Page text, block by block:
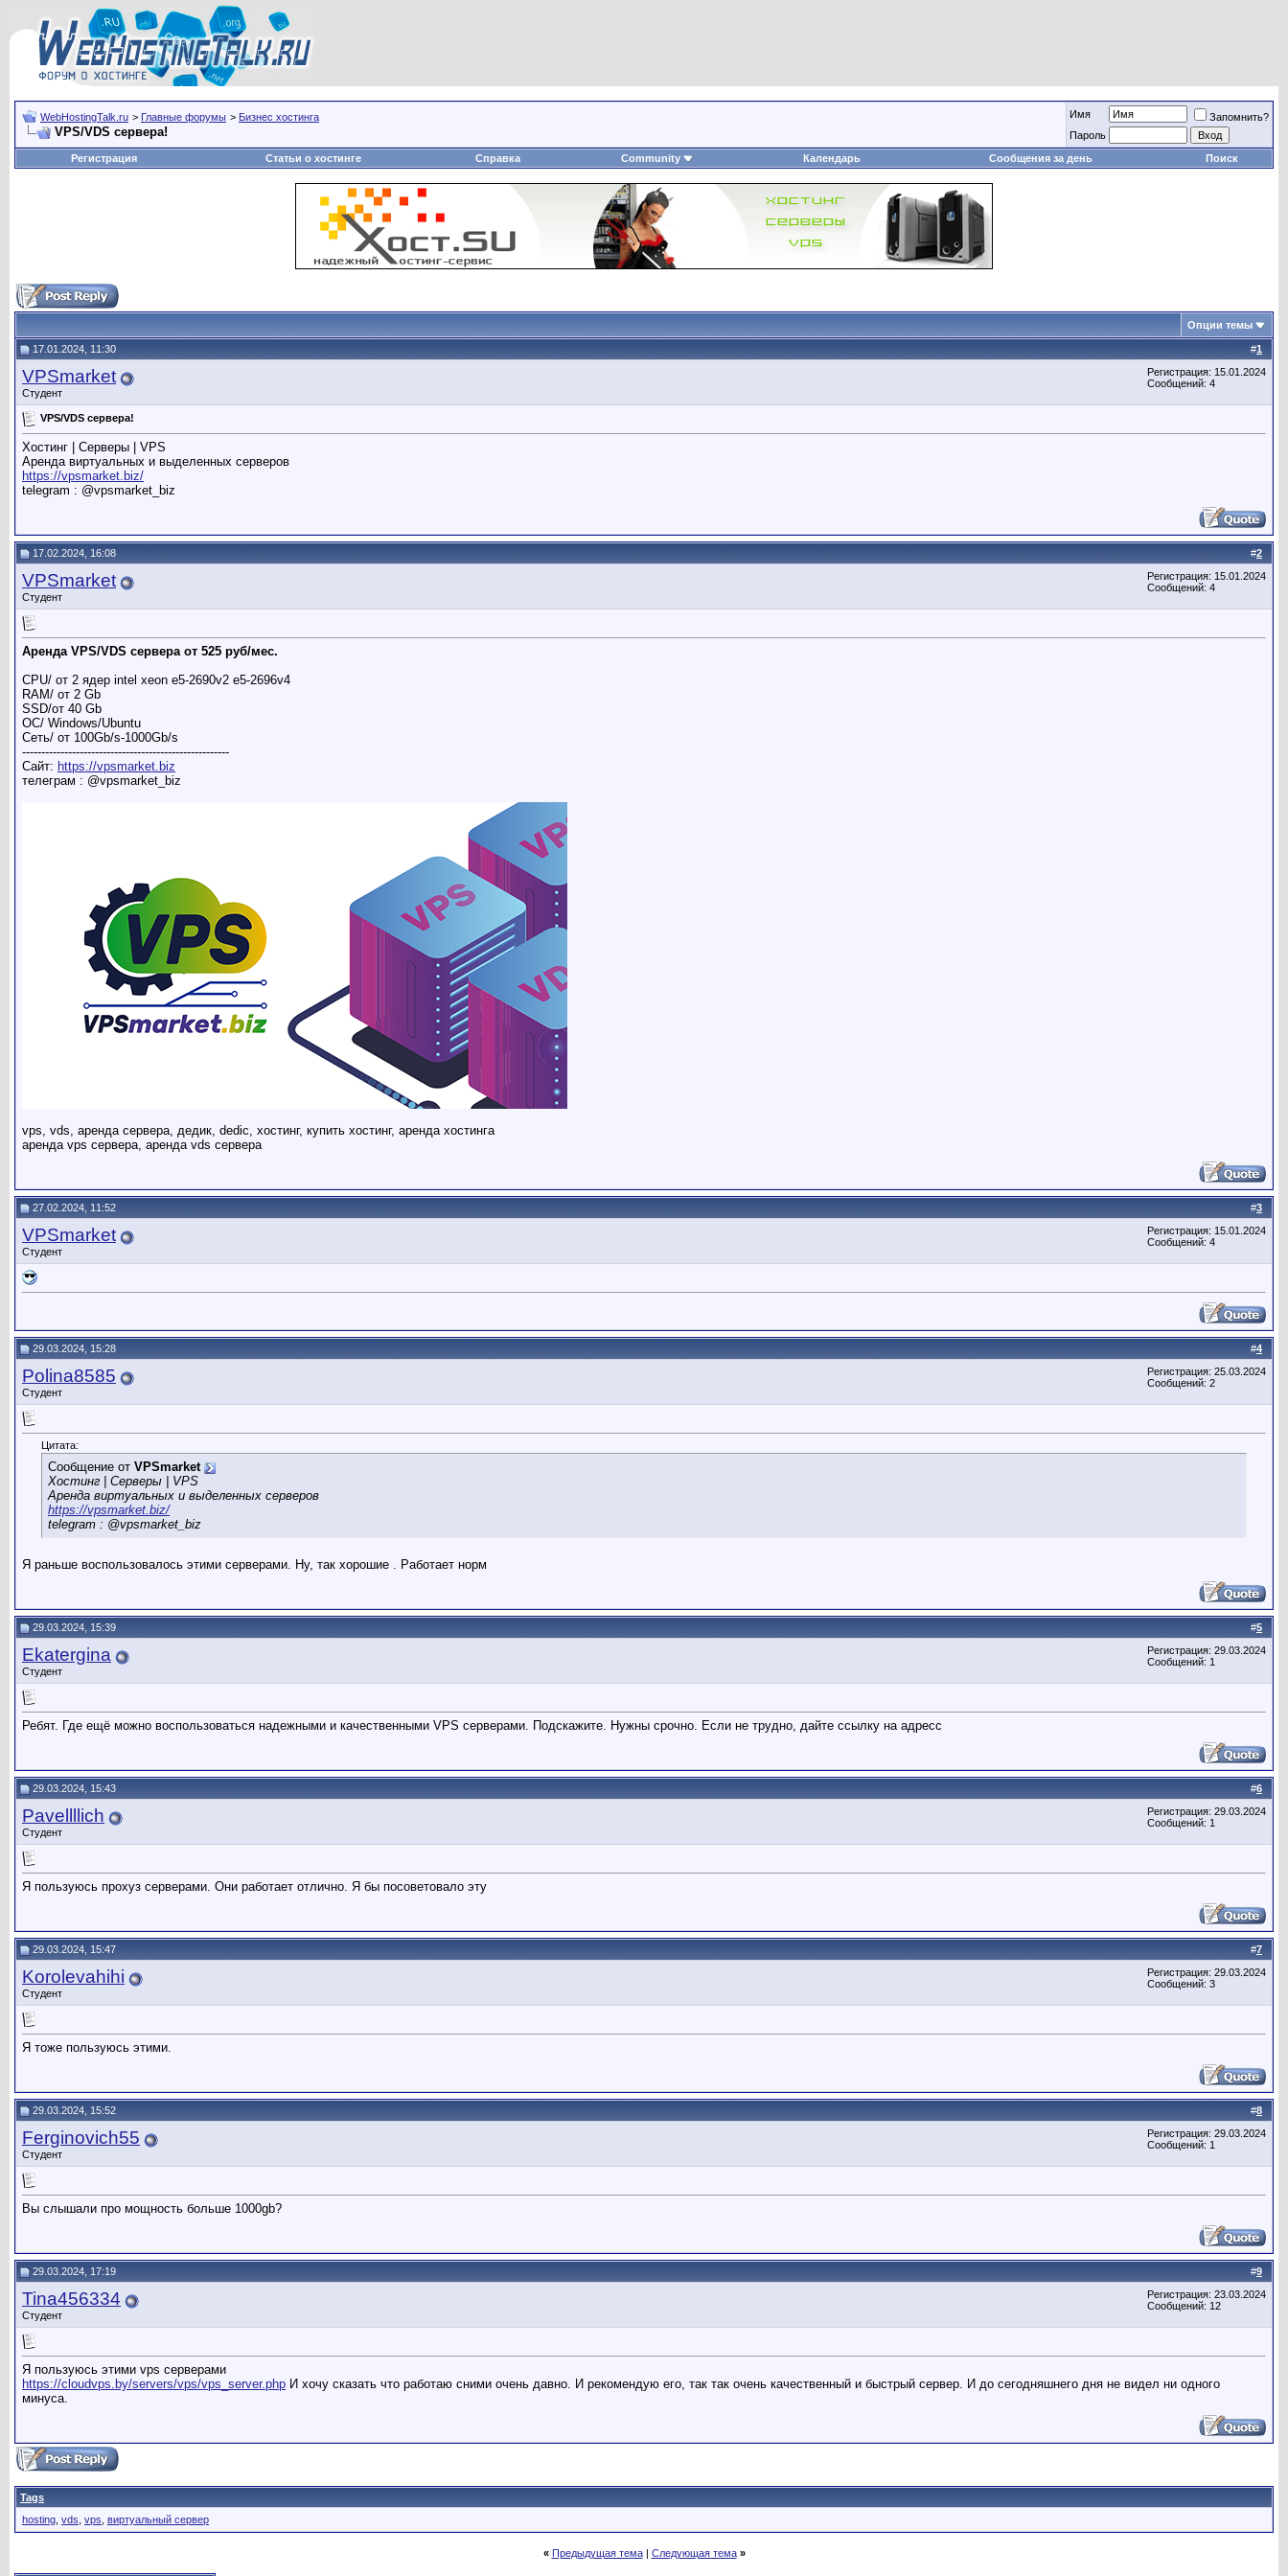
WebHostingTalk.ru > Главные форумы > Бизнес хостинга
VPS/VDS сервера!
Имя
Запомнить?
Пароль
Регистрация
Статьи о хостинге Справка Community Календарь Сообщения за день Поиск
Опции темы
#1
17.01.2024, 11:30
VPSmarket
Студент
Регистрация: 15.01.2024
Сообщений: 4
VPS/VDS сервера!
Хостинг | Серверы | VPS
Аренда виртуальных и выделенных серверов
https://vpsmarket.biz/
telegram : @vpsmarket_biz
#2
17.02.2024, 16:08
VPSmarket
Студент
Регистрация: 15.01.2024
Сообщений: 4
Аренда VPS/VDS сервера от 525 руб/мес.
CPU/ от 2 ядер intel xeon e5-2690v2 e5-2696v4
RAM/ от 2 Gb
SSD/от 40 Gb
ОС/ Windows/Ubuntu
Сеть/ от 100Gb/s-1000Gb/s
------------------------------------------------------
Сайт: https://vpsmarket.biz
телеграм : @vpsmarket_biz
vps, vds, аренда сервера, дедик, dedic, хостинг, купить хостинг, аренда хостинга
аренда vps сервера, аренда vds сервера
#3
27.02.2024, 11:52
VPSmarket
Студент
Регистрация: 15.01.2024
Сообщений: 4
#4
29.03.2024, 15:28
Polina8585
Студент
Регистрация: 25.03.2024
Сообщений: 2
Цитата:
Сообщение от VPSmarket
Хостинг | Серверы | VPS
Аренда виртуальных и выделенных серверов
https://vpsmarket.biz/
telegram : @vpsmarket_biz
Я раньше воспользовалось этими серверами. Ну, так хорошие . Работает норм
#5
29.03.2024, 15:39
Ekatergina
Студент
Регистрация: 29.03.2024
Сообщений: 1
Ребят. Где ещё можно воспользоваться надежными и качественными VPS серверами. Подскажите. Нужны срочно. Если не трудно, дайте ссылку на адресс
#6
29.03.2024, 15:43
Pavellllich
Студент
Регистрация: 29.03.2024
Сообщений: 1
Я пользуюсь прохуз серверами. Они работает отлично. Я бы посоветовало эту
#7
29.03.2024, 15:47
Korolevahihi
Студент
Регистрация: 29.03.2024
Сообщений: 3
Я тоже пользуюсь этими.
#8
29.03.2024, 15:52
Ferginovich55
Студент
Регистрация: 29.03.2024
Сообщений: 1
Вы слышали про мощность больше 1000gb?
#9
29.03.2024, 17:19
Tina456334
Студент
Регистрация: 23.03.2024
Сообщений: 12
Я пользуюсь этими vps серверами
https://cloudvps.by/servers/vps/vps_server.php И хочу сказать что работаю сними очень давно. И рекомендую его, так так очень качественный и быстрый сервер. И до сегодняшнего дня не видел ни одного
минуса.
Tags
hosting vds vps виртуальный сервер
« Предыдущая тема| Следующая тема »